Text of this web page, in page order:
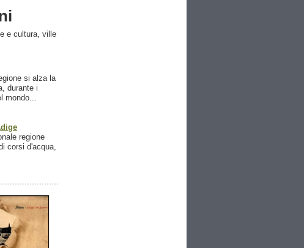
e cultura, ville
si alza la
durante i
mondo...
regione
corsi d'acqua,